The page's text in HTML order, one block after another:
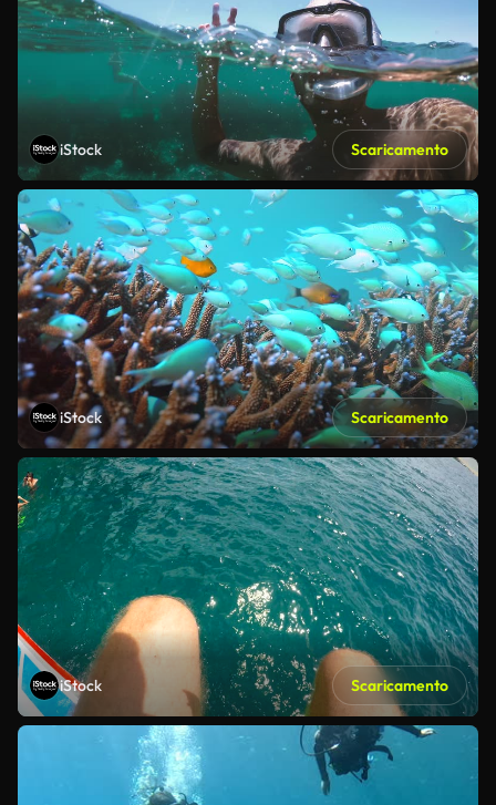
iStock Scaricamento
iStock Scaricamento
iStock Scaricamento